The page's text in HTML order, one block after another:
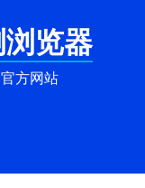
览器
方网站